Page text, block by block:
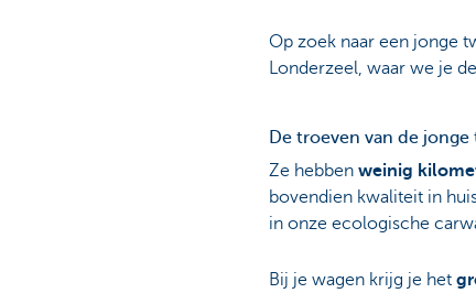
Op zoek naar een jonge
Londerzeel, waar we je
De troeven van de
Ze hebben weinig
bovendien kwaliteit in
in onze ecologische
Bij je wagen krijg je het